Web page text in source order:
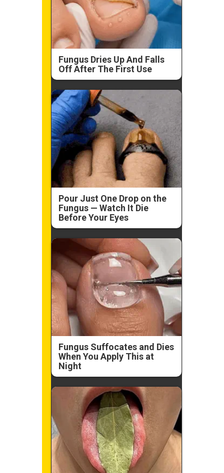
Fungus Dries Up And Falls
Off After The First Use
Pour Just One Drop on the
Fungus — Watch It Die
Before Your Eyes
Fungus Suffocates and Dies
When You Apply This at
Night